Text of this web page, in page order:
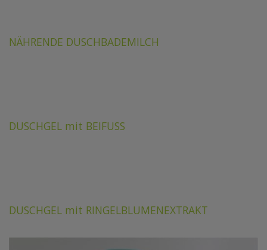
NÄHRENDE DUSCHBADEMILCH
DUSCHGEL mit BEIFUSS
DUSCHGEL mit RINGELBLUMENEXTRAKT